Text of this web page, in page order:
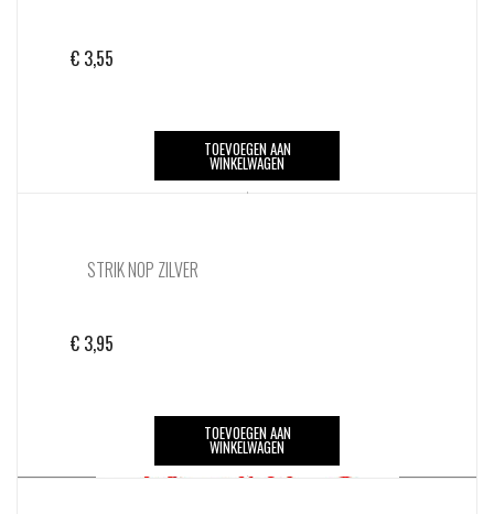
€ 3,55
TOEVOEGEN AAN
WINKELWAGEN
STRIK NOP ZILVER
€ 3,95
TOEVOEGEN AAN
WINKELWAGEN